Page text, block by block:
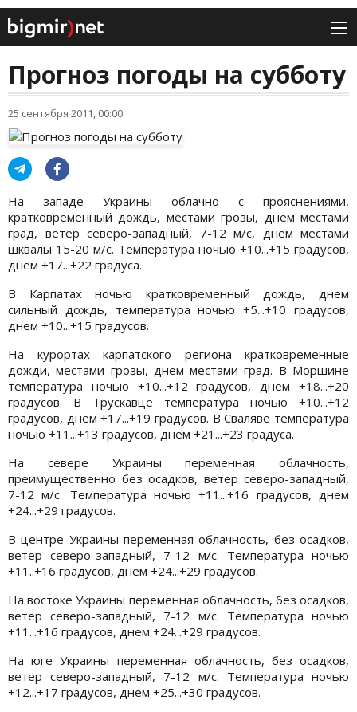
Прогноз погоды на субботу
25 сентября 2011, 00:00
На западе Украины облачно с прояснениями,
кратковременный дождь, местами грозы, днем местами
град, ветер северо-западный, 7-12 м/с, днем местами
шквалы 15-20 м/с. Температура ночью +10...+15 градусов,
днем +17...+22 градуса.
В Карпатах ночью кратковременный дождь, днем
сильный дождь, температура ночью +5...+10 градусов,
днем +10...+15 градусов.
На курортах карпатского региона кратковременные
дожди, местами грозы, днем местами град. В Моршине
температура ночью +10...+12 градусов, днем +18...+20
градусов. В Трускавце температура ночью +10...+12
градусов, днем +17...+19 градусов. В Сваляве температура
ночью +11...+13 градусов, днем +21...+23 градуса.
На севере Украины переменная облачность,
преимущественно без осадков, ветер северо-западный,
7-12 м/с. Температура ночью +11...+16 градусов, днем
+24...+29 градусов.
В центре Украины переменная облачность, без осадков,
ветер северо-западный, 7-12 м/с. Температура ночью
+11..+16 градусов, днем +24...+29 градусов.
На востоке Украины переменная облачность, без осадков,
ветер северо-западный, 7-12 м/с. Температура ночью
+11...+16 градусов, днем +24...+29 градусов.
На юге Украины переменная облачность, без осадков,
ветер северо-западный, 7-12 м/с. Температура ночью
+12...+17 градусов, днем +25...+30 градусов.